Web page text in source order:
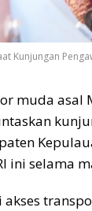
Kunjungan
muda asal
ini selama
akses